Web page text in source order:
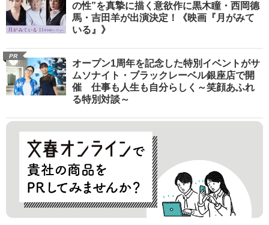
の性”を真摯に描く意欲作に黒木瞳・西岡德
馬・吉田羊が出演決定！《映画『月がみて
いる』》
PR
オープン1周年を記念した特別イベントがサ
ムソナイト・ブラックレーベル銀座店で開
催 仕事も人生も自分らしく～笑顔あふれ
る特別対談～